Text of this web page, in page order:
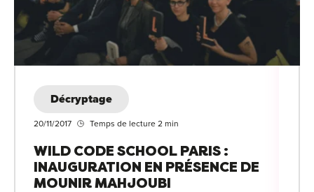
Décryptage
20/11/2017 Temps de lecture 2 min
WILD CODE SCHOOL PARIS :
INAUGURATION EN PRÉSENCE DE
MOUNIR MAHJOUBI